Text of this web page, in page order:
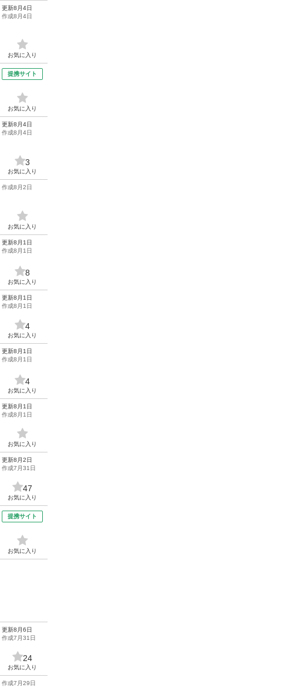
更新8月4日
作成8月4日
お気に入り
提携サイト
お気に入り
更新8月4日
作成8月4日
3
お気に入り
作成8月2日
お気に入り
更新8月1日
作成8月1日
8
お気に入り
更新8月1日
作成8月1日
4
お気に入り
更新8月1日
作成8月1日
4
お気に入り
更新8月1日
作成8月1日
お気に入り
更新8月2日
作成7月31日
47
お気に入り
提携サイト
お気に入り
更新8月6日
作成7月31日
24
お気に入り
作成7月29日